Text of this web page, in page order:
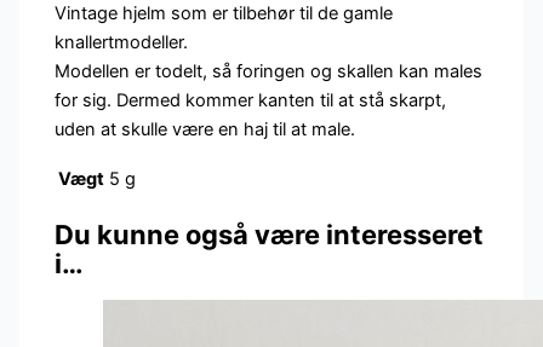
Vintage hjelm som er tilbehør til de gamle
knallertmodeller.
Modellen er todelt, så foringen og skallen kan males
for sig. Dermed kommer kanten til at stå skarpt,
uden at skulle være en haj til at male.
Vægt 5 g
Du kunne også være interesseret
i…